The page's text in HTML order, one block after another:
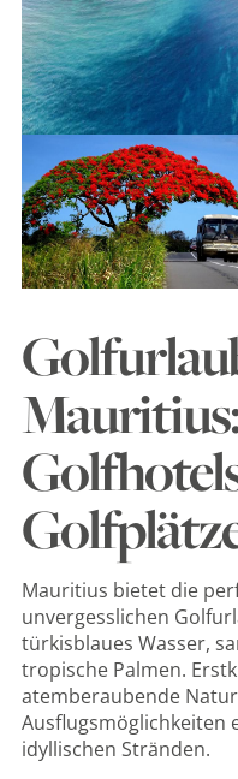
Mauritius bietet die
unvergesslichen
türkisblaues Wasser,
tropische Palmen.
atemberaubende
Ausflugsmöglichkeiten
idyllischen Stränden.